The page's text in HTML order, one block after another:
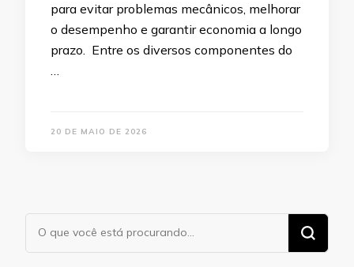
para evitar problemas mecânicos, melhorar
o desempenho e garantir economia a longo
prazo. Entre os diversos componentes do
…
20 DE MAIO DE 2026
Procurando
algo?